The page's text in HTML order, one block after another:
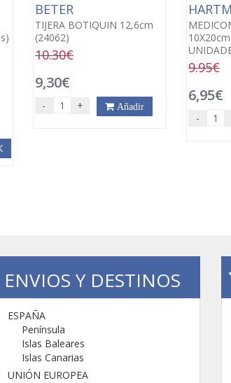
BETER
TIJERA BOTIQUIN 12,6cm
(24062)
10.30€
9,30€
- + Añadir
9.95€
6,95€
-
ENVIOS Y DESTINOS
ESPAÑA
Península
Islas Baleares
Islas Canarias
UNIÓN EUROPEA